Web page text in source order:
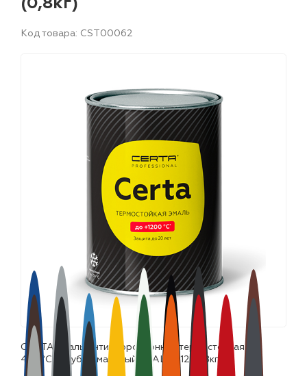
бетону,
и эмали
Код товара: CST00062
CERTA эмаль антикоррозионная термостойкая до
400°С голубой матовый ~RAL 5012 (0,8кг)